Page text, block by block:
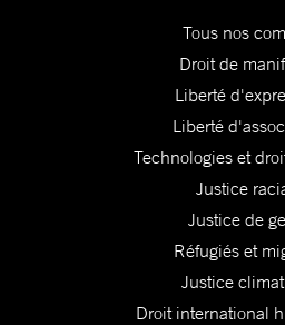
Tous nos
Droit de
Liberté
Liberté
Technologies et
Justice
Justice de
Réfugiés et
Justice
Droit international